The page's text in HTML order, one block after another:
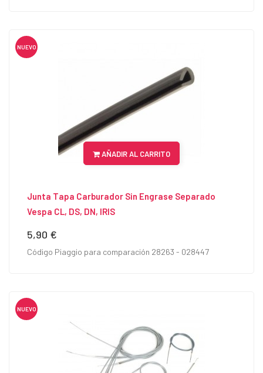
NUEVO
AÑADIR AL CARRITO
Junta Tapa Carburador Sin Engrase Separado
Vespa CL, DS, DN, IRIS
Precio
5,90 €
Código Piaggio para comparación 28263 - 028447
NUEVO